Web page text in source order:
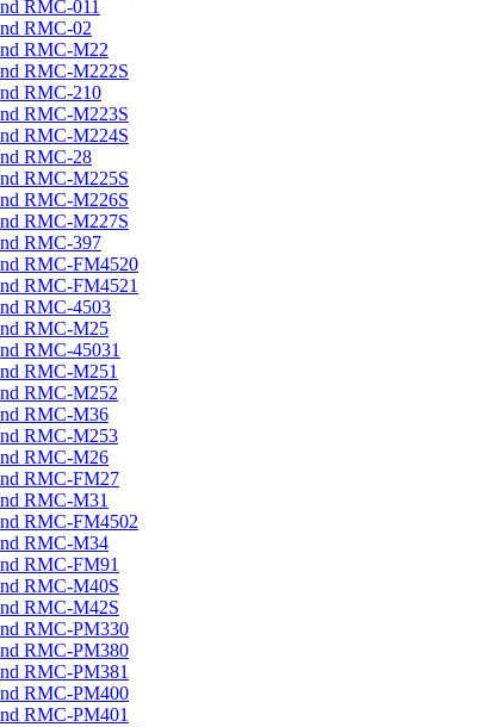
RMC-011
RMC-02
RMC-M22
RMC-M222S
RMC-210
RMC-M223S
RMC-M224S
RMC-28
RMC-M225S
RMC-M226S
RMC-M227S
RMC-397
RMC-FM4520
RMC-FM4521
RMC-4503
RMC-M25
RMC-45031
RMC-M251
RMC-M252
RMC-M36
RMC-M253
RMC-M26
RMC-FM27
RMC-M31
RMC-FM4502
RMC-M34
RMC-FM91
RMC-M40S
RMC-M42S
RMC-PM330
RMC-PM380
RMC-PM381
RMC-PM400
RMC-PM401